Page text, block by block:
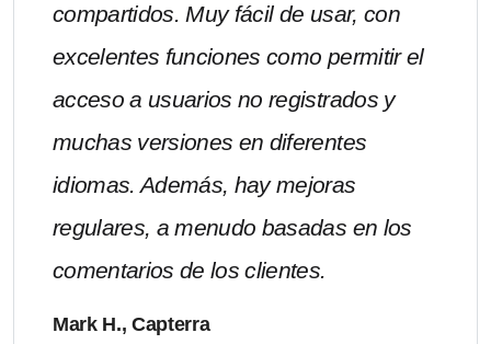
compartidos. Muy fácil de usar, con
excelentes funciones como permitir el
acceso a usuarios no registrados y
muchas versiones en diferentes
idiomas. Además, hay mejoras
regulares, a menudo basadas en los
comentarios de los clientes.
Mark H., Capterra